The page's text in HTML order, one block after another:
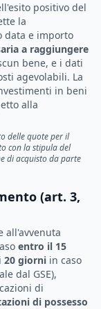
positivo del
la
data e importo
a raggiungere
bene, e i dati
agevolabili. La
in beni
alla
delle quote per il
con la stipula del
di acquisto da parte
(art. 3,
all'avvenuta
entro il 15
20 giorni in caso
dal GSE),
di
di possesso